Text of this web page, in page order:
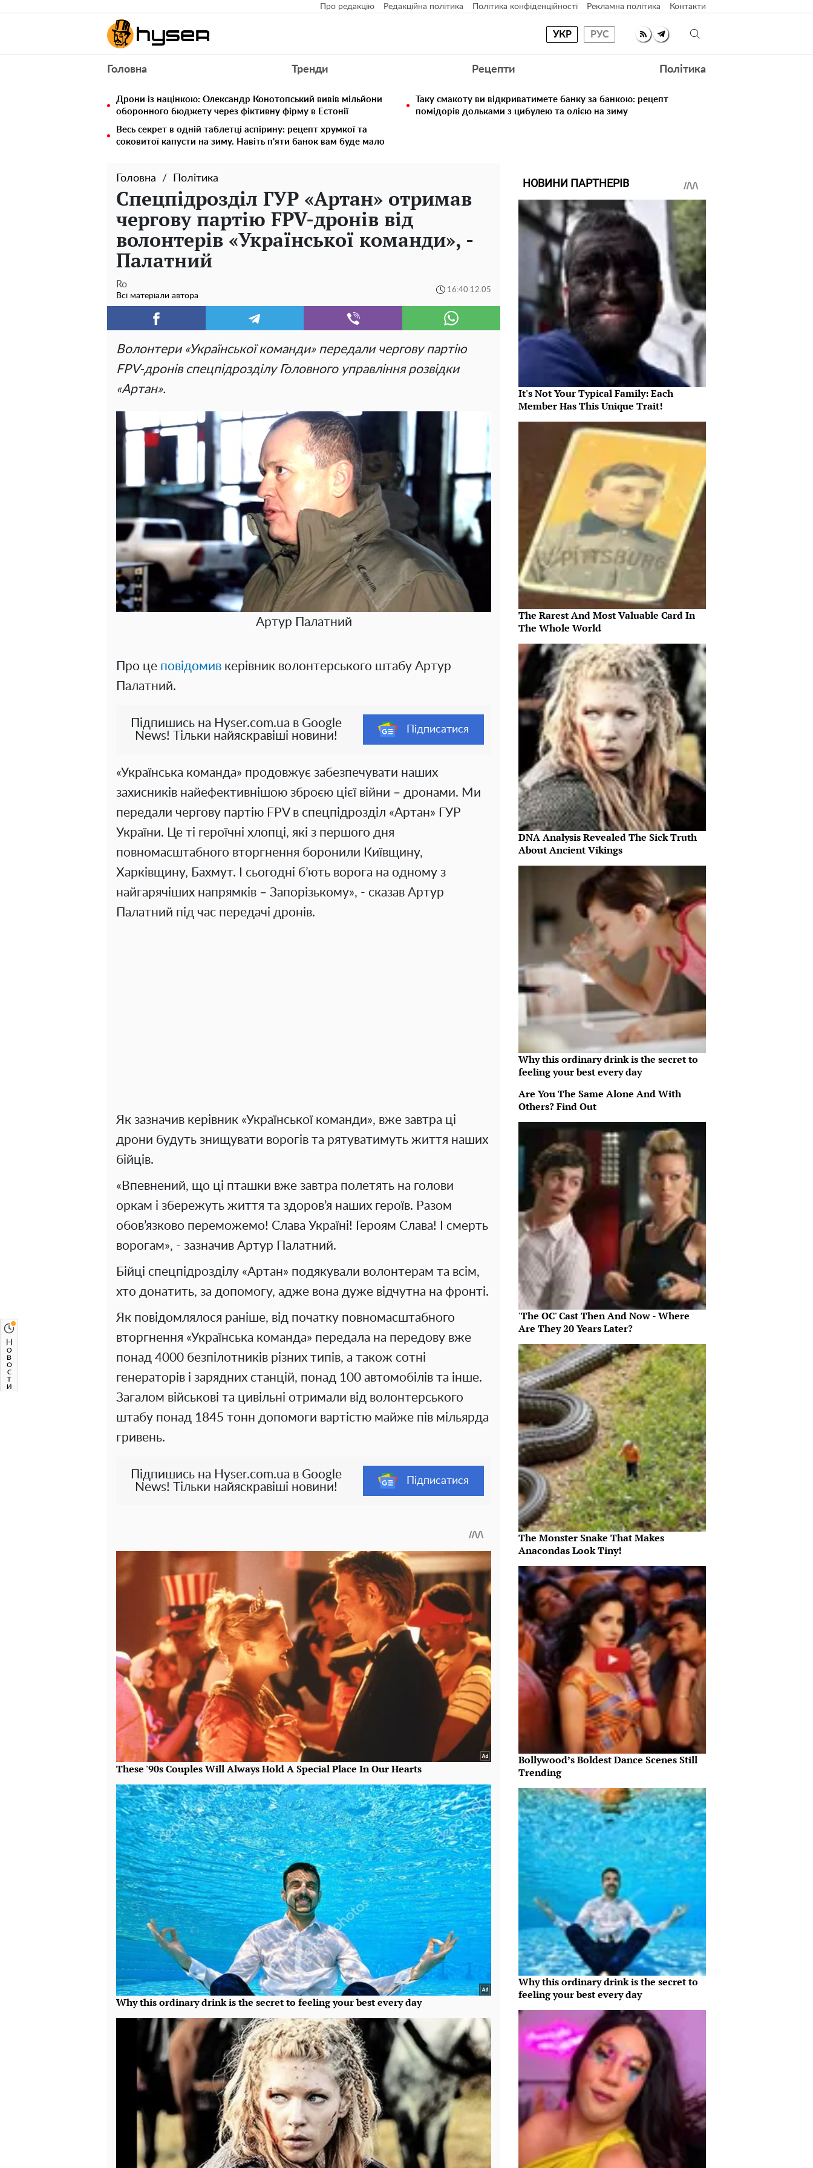
Про редакцію Редакційна політика Політика конфіденційності Рекламна політика Контакти
УКР РУС
Головна Тренди Рецепти Політика
Дрони із націнкою: Олександр Конотопський вивів мільйони
оборонного бюджету через фіктивну фірму в Естонії
Таку смакоту ви відкриватимете банку за банкою: рецепт
помідорів дольками з цибулею та олією на зиму
Весь секрет в одній таблетці аспірину: рецепт хрумкої та
соковитої капусти на зиму. Навіть п'яти банок вам буде мало
Головна Політика
Спецпідрозділ ГУР «Артан» отримав
чергову партію FPV-дронів від
волонтерів «Української команди», -
Палатний
Ro
Всі матеріали автора
16:40 12.05
Волонтери «Української команди» передали чергову партію
FPV-дронів спецпідрозділу Головного управління розвідки
«Артан».
Артур Палатний
Про це повідомив керівник волонтерського штабу Артур
Палатний.
Підпишись на Hyser.com.ua в Google
News! Тільки найяскравіші новини!
Підписатися
«Українська команда» продовжує забезпечувати наших
захисників найефективнішою зброєю цієї війни – дронами. Ми
передали чергову партію FPV в спецпідрозділ «Артан» ГУР
України. Це ті героїчні хлопці, які з першого дня
повномасштабного вторгнення боронили Київщину,
Харківщину, Бахмут. І сьогодні б’ють ворога на одному з
найгарячіших напрямків – Запорізькому», - сказав Артур
Палатний під час передачі дронів.
Як зазначив керівник «Української команди», вже завтра ці
дрони будуть знищувати ворогів та рятуватимуть життя наших
бійців.
«Впевнений, що ці пташки вже завтра полетять на голови
оркам і збережуть життя та здоров’я наших героїв. Разом
обов’язково переможемо! Слава Україні! Героям Слава! І смерть
ворогам», - зазначив Артур Палатний.
Бійці спецпідрозділу «Артан» подякували волонтерам та всім,
хто донатить, за допомогу, адже вона дуже відчутна на фронті.
Як повідомлялося раніше, від початку повномасштабного
вторгнення «Українська команда» передала на передову вже
понад 4000 безпілотників різних типів, а також сотні
генераторів і зарядних станцій, понад 100 автомобілів та інше.
Загалом військові та цивільні отримали від волонтерського
штабу понад 1845 тонн допомоги вартістю майже пів мільярда
гривень.
Підпишись на Hyser.com.ua в Google
News! Тільки найяскравіші новини!
Підписатися
НОВИНИ ПАРТНЕРІВ
It's Not Your Typical Family: Each
Member Has This Unique Trait!
The Rarest And Most Valuable Card In
The Whole World
DNA Analysis Revealed The Sick Truth
About Ancient Vikings
Why this ordinary drink is the secret to
feeling your best every day
Are You The Same Alone And With
Others? Find Out
'The OC' Cast Then And Now - Where
Are They 20 Years Later?
The Monster Snake That Makes
Anacondas Look Tiny!
Bollywood’s Boldest Dance Scenes Still
Trending
Why this ordinary drink is the secret to
feeling your best every day